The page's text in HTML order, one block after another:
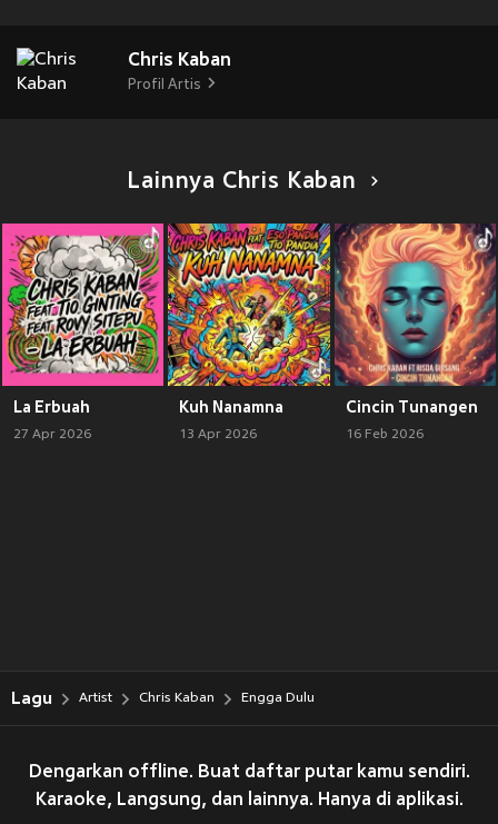
Chris Kaban
Profil Artis
Lainnya Chris Kaban
La Erbuah
27 Apr 2026
Kuh Nanamna
13 Apr 2026
Cincin Tunangen
16 Feb 2026
Lagu Artist Chris Kaban Engga Dulu
Dengarkan offline. Buat daftar putar kamu sendiri.
Karaoke, Langsung, dan lainnya. Hanya di aplikasi.